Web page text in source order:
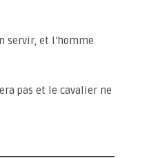
servir, et l’homme
pas et le cavalier ne